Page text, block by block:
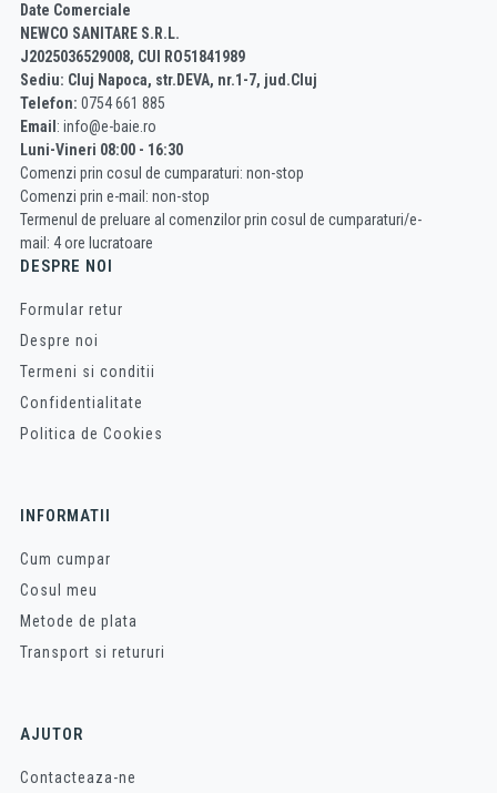
Date Comerciale
NEWCO SANITARE S.R.L.
J2025036529008, CUI RO51841989
Sediu: Cluj Napoca, str.DEVA, nr.1-7, jud.Cluj
Telefon: 0754 661 885
Email : info@e-baie.ro
Luni-Vineri 08:00 - 16:30
Comenzi prin cosul de cumparaturi: non-stop
Comenzi prin e-mail: non-stop
Termenul de preluare al comenzilor prin cosul de cumparaturi/e-
mail: 4 ore lucratoare
DESPRE NOI
Formular retur
Despre noi
Termeni si conditii
Confidentialitate
Politica de Cookies
INFORMATII
Cum cumpar
Cosul meu
Metode de plata
Transport si retururi
AJUTOR
Contacteaza-ne